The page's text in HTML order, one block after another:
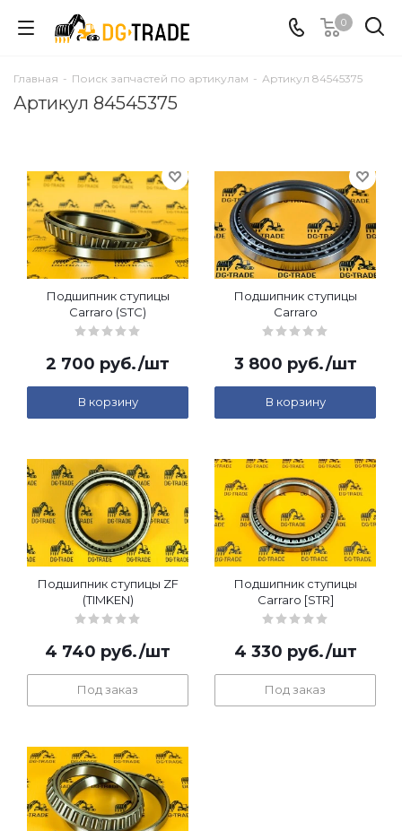
0
Главная - Поиск запчастей по артикулам - Артикул 84545375
Артикул 84545375
Подшипник ступицы
Carraro (STC)
2 700 руб./шт
В корзину
Подшипник ступицы
Carraro
3 800 руб./шт
В корзину
Подшипник ступицы ZF
(TIMKEN)
4 740 руб./шт
Под заказ
Подшипник ступицы
Carraro [STR]
4 330 руб./шт
Под заказ